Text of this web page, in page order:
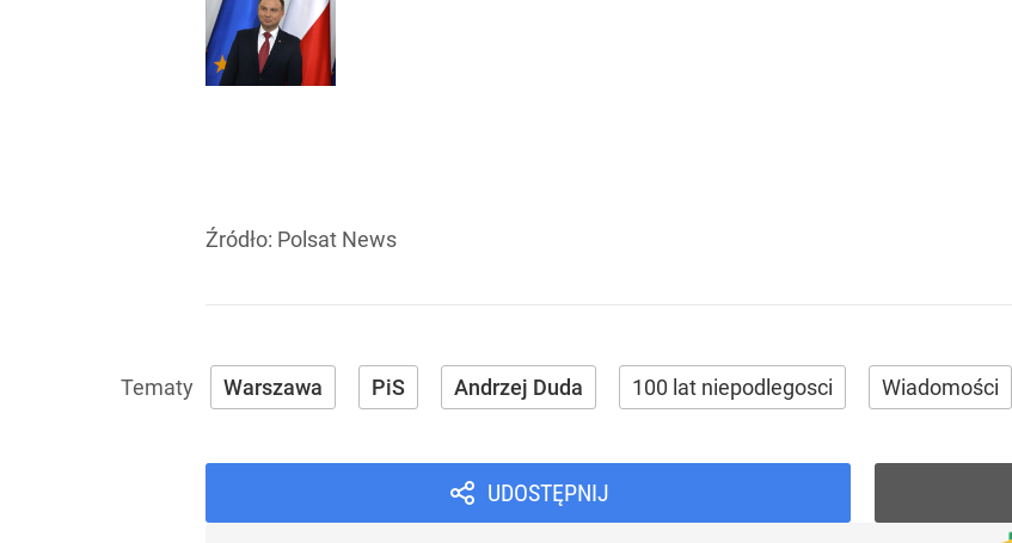
Źródło: Polsat News
Warszawa PiS Andrzej Duda 100 lat niepodlegosci Wiadomości
UDOSTĘPNIJ